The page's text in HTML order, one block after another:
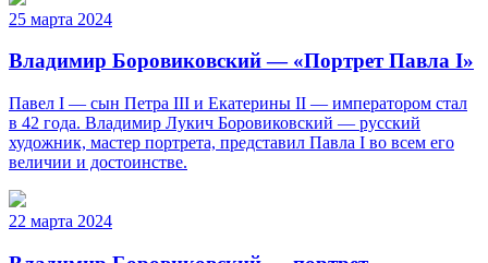
25 марта 2024
Владимир Боровиковский — «Портрет Павла I»
Павел I — сын Петра III и Екатерины II — императором стал
в 42 года. Владимир Лукич Боровиковский — русский
художник, мастер портрета, представил Павла I во всем его
величии и достоинстве.
22 марта 2024